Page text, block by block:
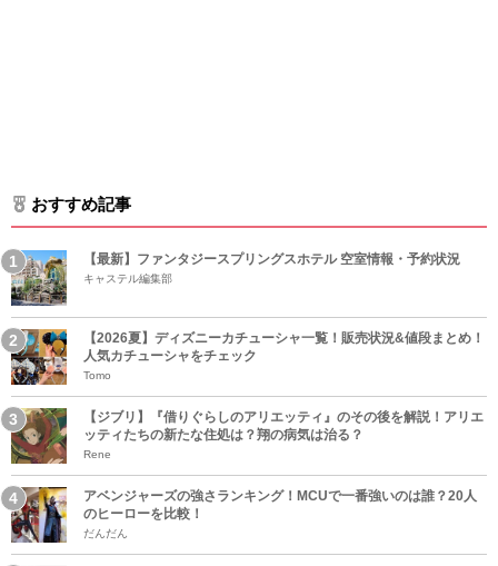
おすすめ記事
【最新】ファンタジースプリングスホテル 空室情報・予約状況
キャステル編集部
【2026夏】ディズニーカチューシャ一覧！販売状況&値段まとめ！
人気カチューシャをチェック
Tomo
【ジブリ】『借りぐらしのアリエッティ』のその後を解説！アリエ
ッティたちの新たな住処は？翔の病気は治る？
Rene
アベンジャーズの強さランキング！MCUで一番強いのは誰？20人
のヒーローを比較！
だんだん